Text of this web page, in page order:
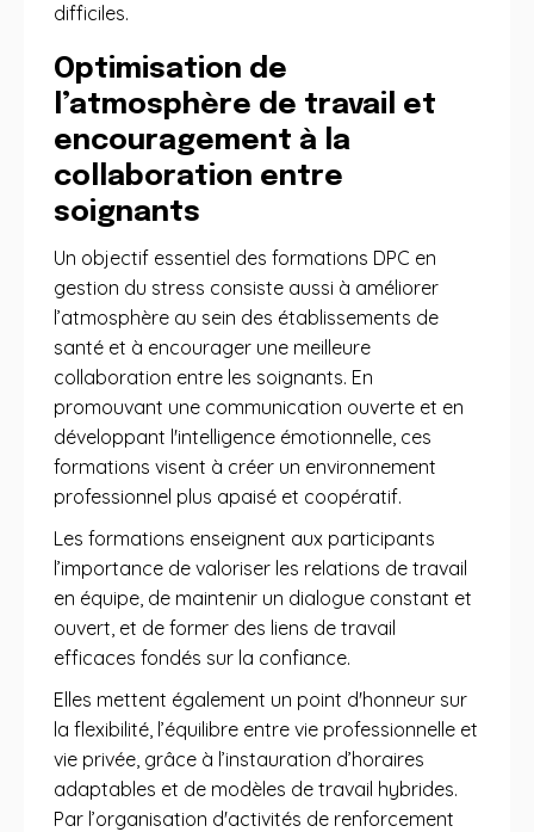
difficiles.
Optimisation de
l’atmosphère de travail et
encouragement à la
collaboration entre
soignants
Un objectif essentiel des formations DPC en
gestion du stress consiste aussi à améliorer
l’atmosphère au sein des établissements de
santé et à encourager une meilleure
collaboration entre les soignants. En
promouvant une communication ouverte et en
développant l'intelligence émotionnelle, ces
formations visent à créer un environnement
professionnel plus apaisé et coopératif.
Les formations enseignent aux participants
l’importance de valoriser les relations de travail
en équipe, de maintenir un dialogue constant et
ouvert, et de former des liens de travail
efficaces fondés sur la confiance.
Elles mettent également un point d'honneur sur
la flexibilité, l’équilibre entre vie professionnelle et
vie privée, grâce à l’instauration d’horaires
adaptables et de modèles de travail hybrides.
Par l’organisation d'activités de renforcement